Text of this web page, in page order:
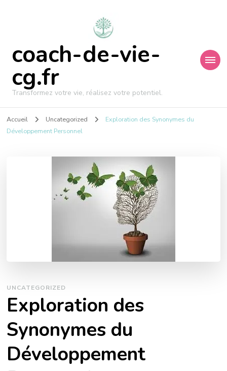
coach-de-vie-
cg.fr
Transformez votre vie, réalisez votre potentiel.
Accueil Uncategorized
Exploration des Synonymes du
Développement Personnel
UNCATEGORIZED
Exploration des
Synonymes du
Développement